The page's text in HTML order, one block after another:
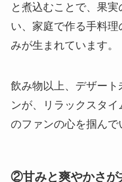
と煮込むことで、果
い、家庭で作る手料
みが生まれています。
飲み物以上、デザート
ンが、リラックスタイ
のファンの心を掴んで
②甘みと爽やかさが